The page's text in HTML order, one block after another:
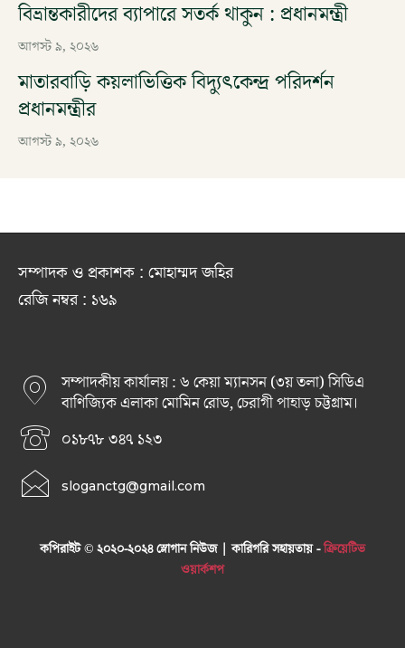
বিভ্রান্তকারীদের ব্যাপারে সতর্ক থাকুন : প্রধানমন্ত্রী
আগস্ট ৯, ২০২৬
মাতারবাড়ি কয়লাভিত্তিক বিদ্যুৎকেন্দ্র পরিদর্শন
প্রধানমন্ত্রীর
আগস্ট ৯, ২০২৬
সম্পাদক ও প্রকাশক : মোহাম্মদ জহির
রেজি নম্বর : ১৬৯
সম্পাদকীয় কার্যালয় : ৬ কেয়া ম্যানসন (৩য় তলা) সিডিএ
বাণিজ্যিক এলাকা মোমিন রোড, চেরাগী পাহাড় চট্টগ্রাম।
০১৮৭৮ ৩৪৭ ১২৩
sloganctg@gmail.com
কপিরাইট © ২০২০-২০২৪ স্লোগান নিউজ | কারিগরি সহায়তায় -ক্রিয়েটিভ
ওয়ার্কশপ